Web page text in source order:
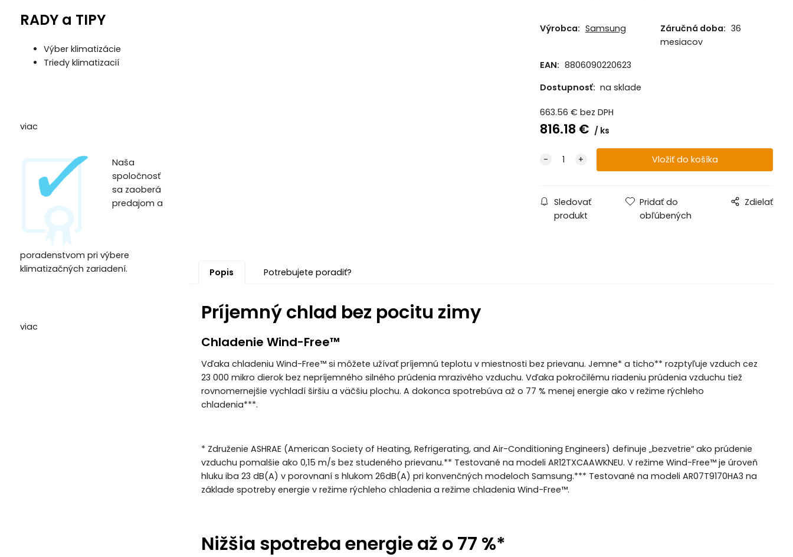
RADY a TIPY
Výber klimatizácie
Triedy klimatizacií
viac
Naša
spoločnosť
sa zaoberá
predajom a
poradenstvom pri výbere
klimatizačných zariadení.
viac
Výrobca: Samsung Záručná doba: 36
mesiacov
EAN: 8806090220623
Dostupnosť: na sklade
663.56 € bez DPH
816.18 € ks
Sledovať
produkt
Pridať do
obľúbených
Zdielať
Popis Potrebujete poradiť?
Príjemný chlad bez pocitu zimy
Chladenie Wind-Free™
Vďaka chladeniu Wind-Free™ si môžete užívať príjemnú teplotu v miestnosti bez prievanu. Jemne* a ticho** rozptyľuje vzduch cez
23 000 mikro dierok bez nepríjemného silného prúdenia mrazivého vzduchu. Vďaka pokročilému riadeniu prúdenia vzduchu tiež
rovnomernejšie vychladí širšiu a väčšiu plochu. A dokonca spotrebúva až o 77 % menej energie ako v režime rýchleho
chladenia***.
* Združenie ASHRAE (American Society of Heating, Refrigerating, and Air-Conditioning Engineers) definuje „bezvetrie“ ako prúdenie
vzduchu pomalšie ako 0,15 m/s bez studeného prievanu.** Testované na modeli AR12TXCAAWKNEU. V režime Wind-Free™ je úroveň
hluku iba 23 dB(A) v porovnaní s hlukom 26dB(A) pri konvenčných modeloch Samsung.*** Testované na modeli AR07T9170HA3 na
základe spotreby energie v režime rýchleho chladenia a režime chladenia Wind-Free™.
Nižšia spotreba energie až o 77 %*